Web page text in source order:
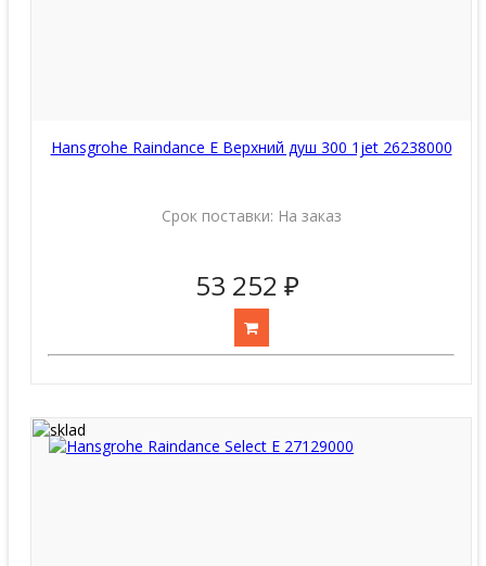
Hansgrohe Raindance E Верхний душ 300 1jet 26238000
Срок поставки: На заказ
53 252 ₽